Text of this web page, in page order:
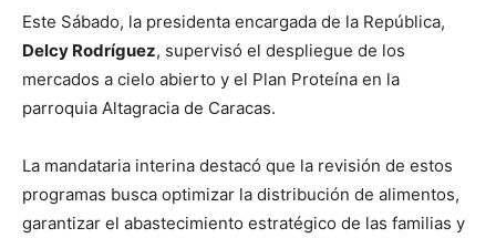
Este Sábado, la presidenta encargada de la República,
Delcy Rodríguez, supervisó el despliegue de los
mercados a cielo abierto y el Plan Proteína en la
parroquia Altagracia de Caracas.
La mandataria interina destacó que la revisión de estos
programas busca optimizar la distribución de alimentos,
garantizar el abastecimiento estratégico de las familias y